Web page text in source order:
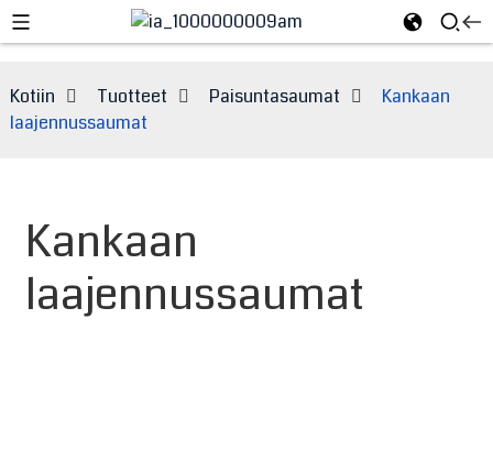
Kotiin Tuotteet Paisuntasaumat
Kankaan
laajennussaumat
Kankaan
laajennussaumat